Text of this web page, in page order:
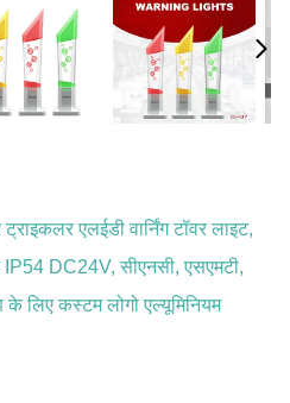
एलईडी वार्निंग टॉवर लाइट,
DC24V, सीएनसी, एसएमटी,
लिए कस्टम लोगो एल्यूमिनियम